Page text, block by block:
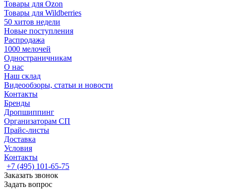
Товары для Ozon
Товары для Wildberries
50 хитов недели
Новые поступления
Распродажа
1000 мелочей
Одностраничникам
О нас
Наш склад
Видеообзоры, статьи и новости
Контакты
Бренды
Дропшиппинг
Организаторам СП
Прайс-листы
Доставка
Условия
Контакты
+7 (495) 101-65-75
Заказать звонок
Задать вопрос